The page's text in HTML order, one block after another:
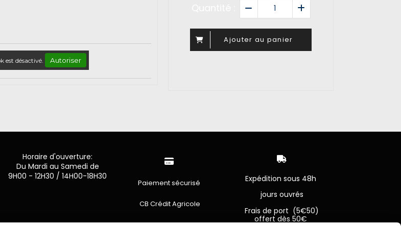
Ajouter au panier
est désactivé. Autoriser
Horaire d'ouverture:
Du Mardi au Samedi de
9H00 - 12H30 / 14H00-18H30

Paiement sécurisé
CB Crédit Agricole

Expédition sous 48h
jours ouvrés
Frais de port (5€50)
offert dès 50€